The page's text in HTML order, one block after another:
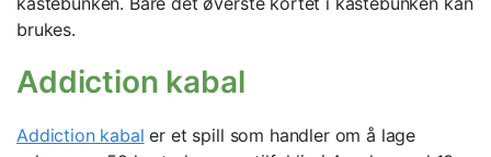
brukes.
Addiction kabal
Addiction kabal er et spill som handler om å lage